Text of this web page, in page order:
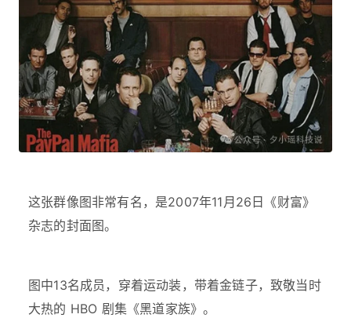
这张群像图非常有名，是2007年11月26日《财富》
杂志的封面图。
图中13名成员，穿着运动装，带着金链子，致敬当时
大热的 HBO 剧集《黑道家族》。